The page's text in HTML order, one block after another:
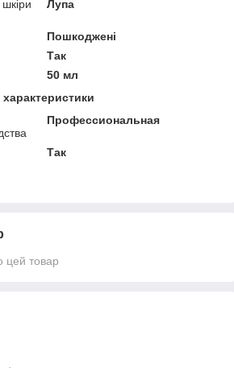
Лупа
Пошкоджені
Так
50 мл
Профессиональная
Так
цей товар